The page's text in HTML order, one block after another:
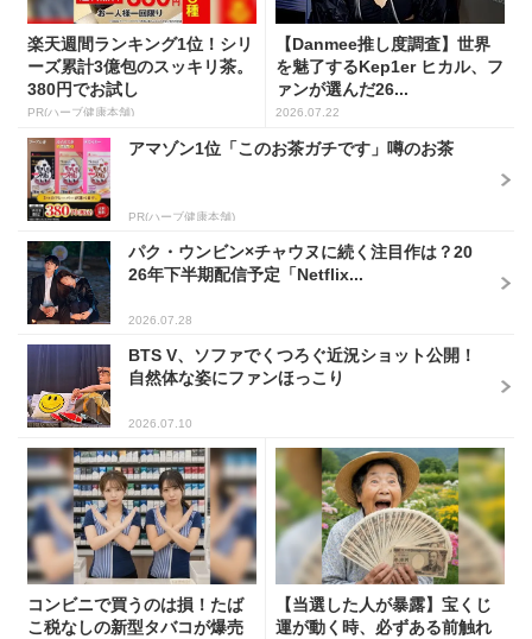
楽天週間ランキング1位！シリ
ーズ累計3億包のスッキリ茶。
380円でお試し
PR(ハーブ健康本舗)
【Danmee推し度調査】世界
を魅了するKep1er ヒカル、フ
ァンが選んだ26...
2026.07.22
アマゾン1位「このお茶ガチです」噂のお茶
PR(ハーブ健康本舗)
パク・ウンビン×チャウヌに続く注目作は？20
26年下半期配信予定「Netflix...
2026.07.28
BTS V、ソファでくつろぐ近況ショット公開！
自然体な姿にファンほっこり
2026.07.10
コンビニで買うのは損！たば
こ税なしの新型タバコが爆売
【当選した人が暴露】宝くじ
運が動く時、必ずある前触れ